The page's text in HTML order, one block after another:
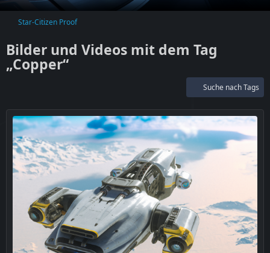
Star-Citizen Proof
Bilder und Videos mit dem Tag
„Copper“
Suche nach Tags